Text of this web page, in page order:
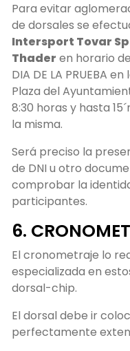
Para evitar
de dorsales se
Intersport Tovar
Thader en horario de
DIA DE LA PRUEBA
Plaza del
8:30 horas y hasta
la misma.
Será preciso la
de DNI u otro
comprobar la
participantes.
6.
El cronometraje lo
especializada en
dorsal-chip.
El dorsal debe ir
perfectamente